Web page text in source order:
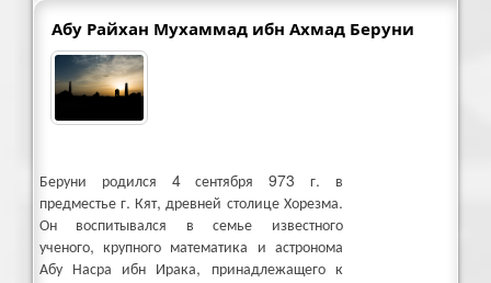
Абу Райхан Мухаммад ибн Ахмад Беруни
Беруни родился 4 сентября 973 г. в
предместье г. Кят, древней столице Хорезма.
Он воспитывался в семье известного
ученого, крупного математика и астронома
Абу Насра ибн Ирака, принадлежащего к